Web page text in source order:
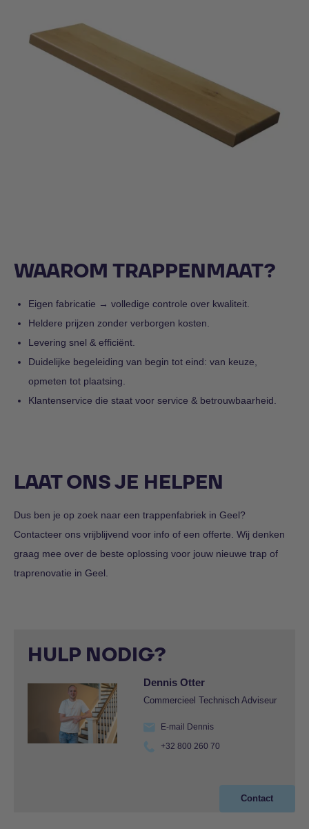
WAAROM TRAPPENMAAT?
Eigen fabricatie → volledige controle over kwaliteit.
Heldere prijzen zonder verborgen kosten.
Levering snel & efficiënt.
Duidelijke begeleiding van begin tot eind: van keuze,
opmeten tot plaatsing.
Klantenservice die staat voor service & betrouwbaarheid.
LAAT ONS JE HELPEN
Dus ben je op zoek naar een trappenfabriek in Geel?
Contacteer ons vrijblijvend voor info of een offerte. Wij denken
graag mee over de beste oplossing voor jouw nieuwe trap of
traprenovatie in Geel.
HULP NODIG?
Dennis Otter
Commercieel Technisch Adviseur
E-mail Dennis
+32 800 260 70
Contact